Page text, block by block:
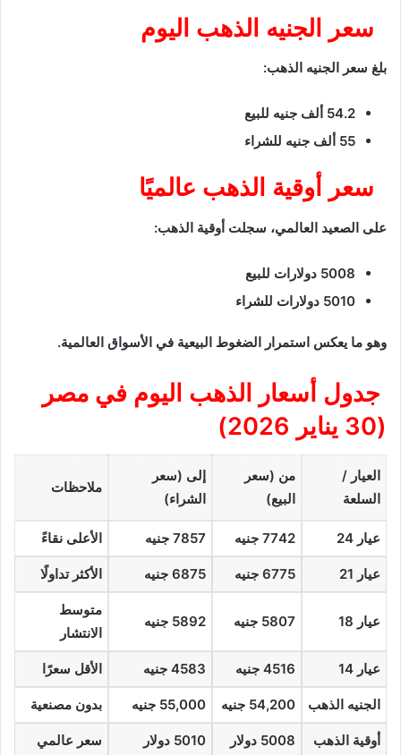
سعر الجنيه الذهب اليوم
بلغ سعر الجنيه الذهب:
54.2 ألف جنيه للبيع
55 ألف جنيه للشراء
سعر أوقية الذهب عالميًا
على الصعيد العالمي، سجلت أوقية الذهب:
5008 دولارات للبيع
5010 دولارات للشراء
وهو ما يعكس استمرار الضغوط البيعية في الأسواق العالمية.
جدول أسعار الذهب اليوم في مصر
(30 يناير 2026)
العيار /
السلعة
من (سعر
البيع)
إلى (سعر
الشراء)
ملاحظات
عيار 24 7742 جنيه 7857 جنيه الأعلى نقاءً
عيار 21 6775 جنيه 6875 جنيه الأكثر تداولًا
عيار 18 5807 جنيه 5892 جنيه
متوسط
الانتشار
عيار 14 4516 جنيه 4583 جنيه الأقل سعرًا
الجنيه الذهب 54,200 جنيه 55,000 جنيه بدون مصنعية
أوقية الذهب 5008 دولار 5010 دولار سعر عالمي